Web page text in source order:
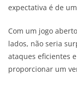
expectativa é de um
Com um jogo
lados, não seria
ataques eficientes
proporcionar um